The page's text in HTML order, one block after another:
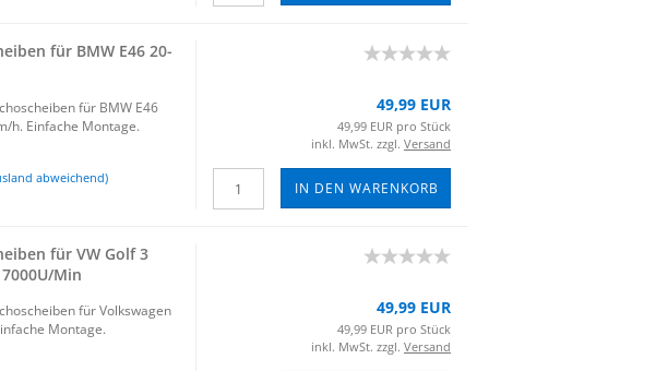
für BMW E46 20-​
für BMW E46
h. Ein­fa­che Mon­ta­ge.
abweichend)
49,99 EUR
49,99 EUR pro Stück
inkl. MwSt. zzgl. Versand
IN DEN WARENKORB
für VW Golf 3
Min
für Volks­wa­gen
Mon­ta­ge.
49,99 EUR
49,99 EUR pro Stück
inkl. MwSt. zzgl. Versand